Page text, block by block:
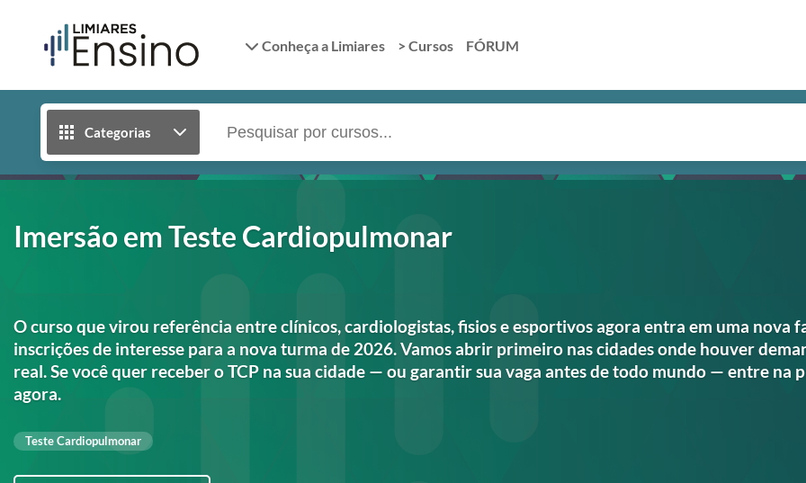
Conheça a Limiares > Cursos FÓRUM
Categorias
Imersão em Teste Cardiopulmonar
O curso que virou referência entre clínicos, cardiologistas, fisios e esportivos agora entra em uma nova
inscrições de interesse para a nova turma de 2026. Vamos abrir primeiro nas cidades onde houver
real. Se você quer receber o TCP na sua cidade — ou garantir sua vaga antes de todo mundo — entre na
agora.
Teste Cardiopulmonar